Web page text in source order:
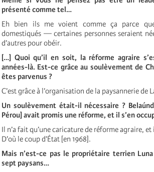
présenté comme tel…
Eh bien ils me voient comme ça parce
domestiqués — certaines personnes seraient
d’autres pour obéir.
[…] Quoi qu’il en soit, la réforme agraire
années-là. Est-ce grâce au soulèvement de
êtes parvenus ?
C’est grâce à l’organisation de la paysannerie de
Un soulèvement était-il nécessaire ?
Pérou] avait promis une réforme, et il s’en
Il n’a fait qu’une caricature de réforme agraire, et
D’où le coup d’État [en 1968].
Mais n’est-ce pas le propriétaire terrien
sept paysans…